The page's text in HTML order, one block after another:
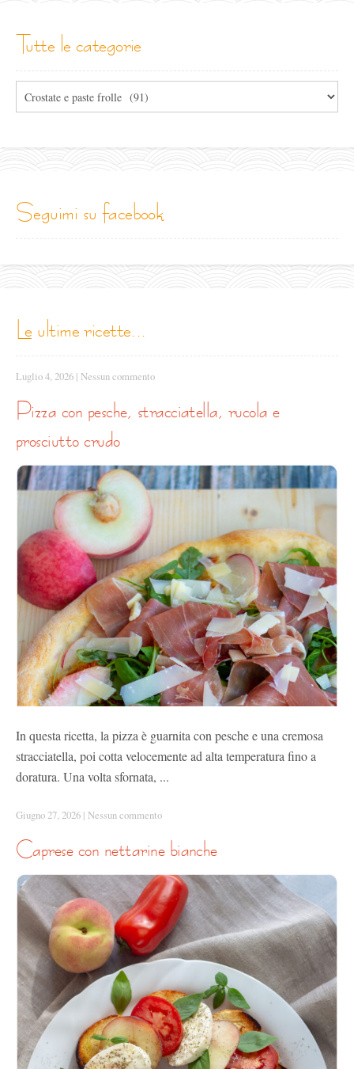
tutte le categorie
seguimi su facebook
le ultime ricette...
Luglio 4, 2026 | Nessun commento
pizza con pesche, stracciatella, rucola e
prosciutto crudo
In questa ricetta, la pizza è guarnita con pesche e una cremosa
stracciatella, poi cotta velocemente ad alta temperatura fino a
doratura. Una volta sfornata, ...
Giugno 27, 2026 | Nessun commento
caprese con nettarine bianche